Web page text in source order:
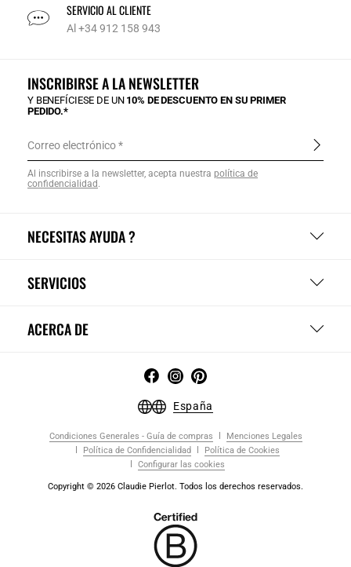
SERVICIO AL CLIENTE
Al +34 912 158 943
NECESITAS AYUDA ?
SERVICIOS
ACERCA DE
INSCRIBIRSE A LA NEWSLETTER
Y BENEFÍCIESE DE UN 10% DE DESCUENTO EN SU PRIMER
PEDIDO.*
Correo electrónico
Al inscribirse a la newsletter, acepta nuestra política de
confidencialidad .
España
Condiciones Generales - Guía de compras
Menciones Legales
Política de Confidencialidad
Política de Cookies
Configurar las cookies
Copyright © 2026 Claudie Pierlot. Todos los derechos reservados.